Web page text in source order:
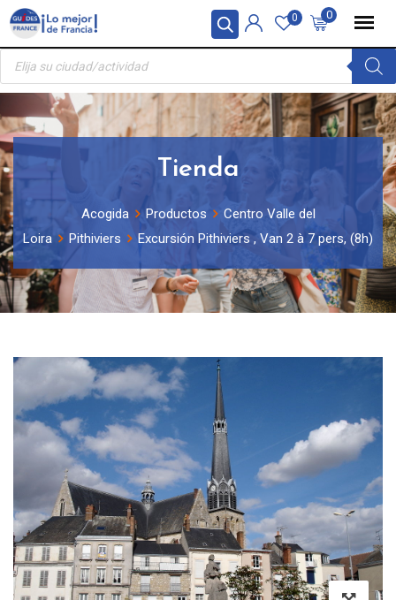
Panel de gestión de cookies
Skip
content
0
0
Búsqueda
productos
Tienda
Acogida Productos
Centro Valle del
Loira
Pithiviers Excursión Pithiviers , Van 2 à 7 pers, (8h)